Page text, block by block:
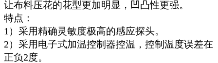
让布料压花的花型更加明显，凹凸性更强。
特点：
1）采用精确灵敏度极高的感应探头。
2）采用电子式加温控制器控温，控制温度误差在
正负2度。